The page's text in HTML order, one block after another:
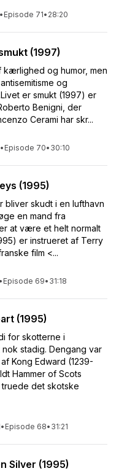
• Episode 71• 28:20
(1997)
og humor, men
og
er smukt (1997) er
Benigni, der
Cerami har skr...
• Episode 70• 30:10
(1995)
bliver skudt i en lufthavn
en mand fra
at være et helt normalt
er instrueret af Terry
film <...
• Episode 69• 31:18
(1995)
for skotterne i
stadig. Dengang var
Kong Edward (1239-
Hammer of Scots
truede det skotske
• Episode 68• 31:21
Silver (1995)